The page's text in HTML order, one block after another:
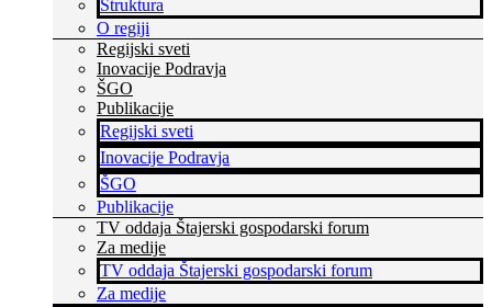
Struktura
O regiji
Regijski sveti
Inovacije Podravja
ŠGO
Publikacije
Regijski sveti
Inovacije Podravja
ŠGO
Publikacije
TV oddaja Štajerski gospodarski forum
Za medije
TV oddaja Štajerski gospodarski forum
Za medije